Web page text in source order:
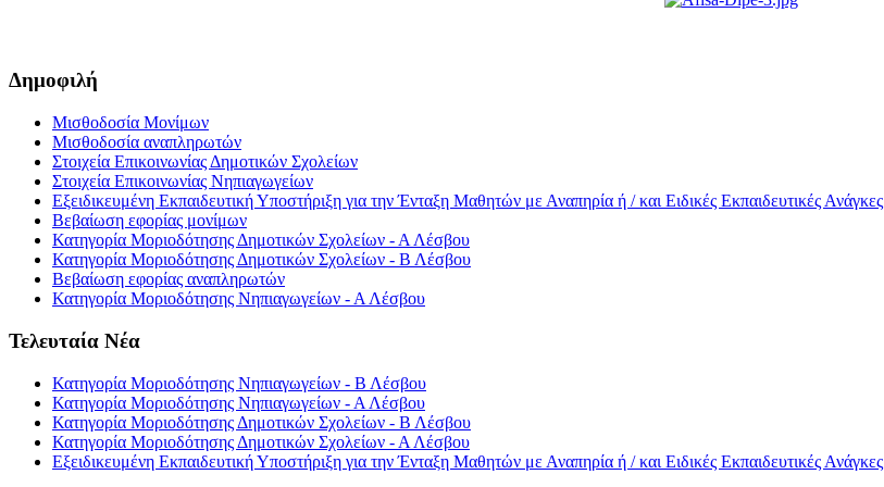
Δημοφιλή
Μισθοδοσία Μονίμων
Μισθοδοσία αναπληρωτών
Στοιχεία Επικοινωνίας Δημοτικών Σχολείων
Στοιχεία Επικοινωνίας Νηπιαγωγείων
Εξειδικευμένη Εκπαιδευτική Υποστήριξη για την Ένταξη Μαθητών με Αναπηρία ή / και Eιδικές Εκπαιδευτικές Ανάγκες
Βεβαίωση εφορίας μονίμων
Κατηγορία Μοριοδότησης Δημοτικών Σχολείων - Α Λέσβου
Κατηγορία Μοριοδότησης Δημοτικών Σχολείων - Β Λέσβου
Βεβαίωση εφορίας αναπληρωτών
Κατηγορία Μοριοδότησης Νηπιαγωγείων - Α Λέσβου
Τελευταία Νέα
Κατηγορία Μοριοδότησης Νηπιαγωγείων - Β Λέσβου
Κατηγορία Μοριοδότησης Νηπιαγωγείων - Α Λέσβου
Κατηγορία Μοριοδότησης Δημοτικών Σχολείων - Β Λέσβου
Κατηγορία Μοριοδότησης Δημοτικών Σχολείων - Α Λέσβου
Εξειδικευμένη Εκπαιδευτική Υποστήριξη για την Ένταξη Μαθητών με Αναπηρία ή / και Eιδικές Εκπαιδευτικές Ανάγκες